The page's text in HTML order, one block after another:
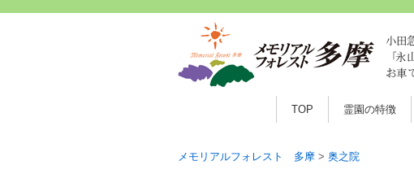
TOP 霊園の特徴
メモリアルフォレスト 多摩> 奥之院